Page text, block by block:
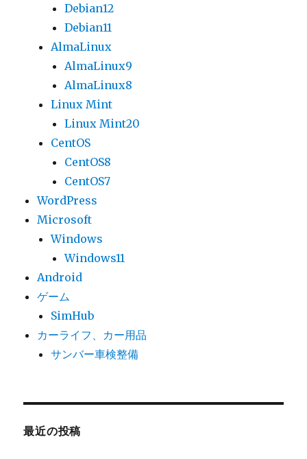
Debian12
Debian11
AlmaLinux
AlmaLinux9
AlmaLinux8
Linux Mint
Linux Mint20
CentOS
CentOS8
CentOS7
WordPress
Microsoft
Windows
Windows11
Android
ゲーム
SimHub
カーライフ、カー用品
サンバー車検整備
最近の投稿